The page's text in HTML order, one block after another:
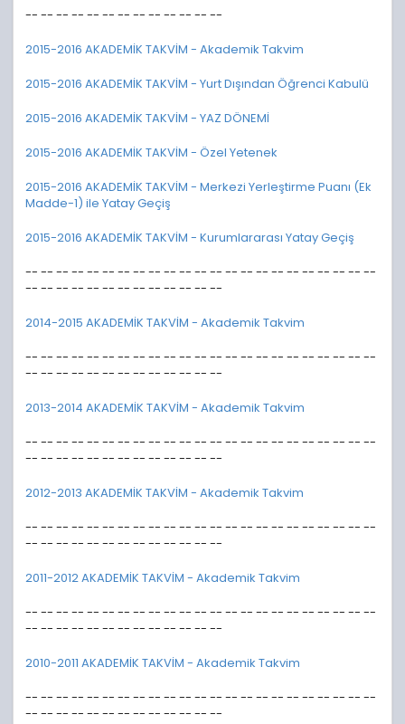
-- -- -- -- -- -- -- -- -- -- -- -- --
2015-2016 AKADEMİK TAKVİM - Akademik Takvim
2015-2016 AKADEMİK TAKVİM - Yurt Dışından Öğrenci Kabulü
2015-2016 AKADEMİK TAKVİM - YAZ DÖNEMİ
2015-2016 AKADEMİK TAKVİM - Özel Yetenek
2015-2016 AKADEMİK TAKVİM - Merkezi Yerleştirme Puanı (Ek
Madde-1) ile Yatay Geçiş
2015-2016 AKADEMİK TAKVİM - Kurumlararası Yatay Geçiş
-- -- -- -- -- -- -- -- -- -- -- -- -- -- -- -- -- -- -- -- -- -- --
-- -- -- -- -- -- -- -- -- -- -- -- --
2014-2015 AKADEMİK TAKVİM - Akademik Takvim
-- -- -- -- -- -- -- -- -- -- -- -- -- -- -- -- -- -- -- -- -- -- --
-- -- -- -- -- -- -- -- -- -- -- -- --
2013-2014 AKADEMİK TAKVİM - Akademik Takvim
-- -- -- -- -- -- -- -- -- -- -- -- -- -- -- -- -- -- -- -- -- -- --
-- -- -- -- -- -- -- -- -- -- -- -- --
2012-2013 AKADEMİK TAKVİM - Akademik Takvim
-- -- -- -- -- -- -- -- -- -- -- -- -- -- -- -- -- -- -- -- -- -- --
-- -- -- -- -- -- -- -- -- -- -- -- --
2011-2012 AKADEMİK TAKVİM - Akademik Takvim
-- -- -- -- -- -- -- -- -- -- -- -- -- -- -- -- -- -- -- -- -- -- --
-- -- -- -- -- -- -- -- -- -- -- -- --
2010-2011 AKADEMİK TAKVİM - Akademik Takvim
-- -- -- -- -- -- -- -- -- -- -- -- -- -- -- -- -- -- -- -- -- -- --
-- -- -- -- -- -- -- -- -- -- -- -- --